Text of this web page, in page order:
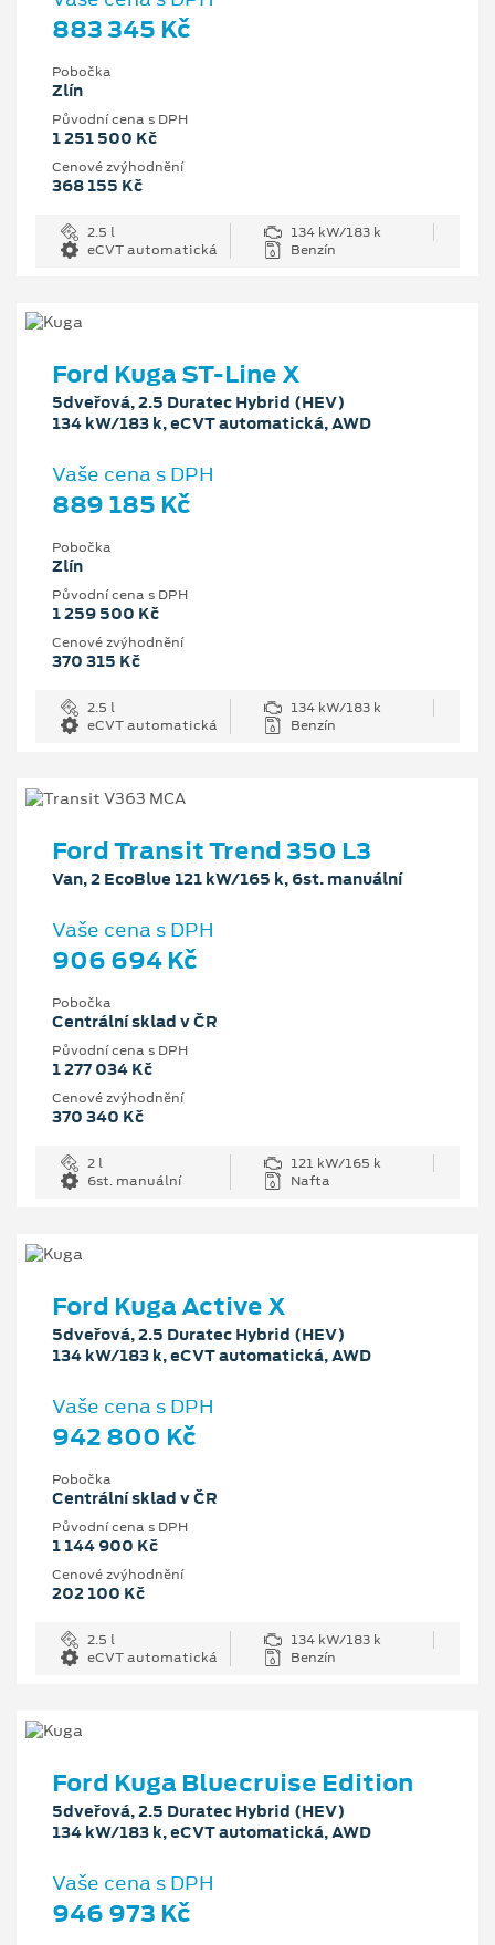
883 345 Kč
Pobočka
Zlín
Původní cena s DPH
1 251 500 Kč
Cenové zvýhodnění
368 155 Kč
2.5 l
134 kW/183 k
eCVT automatická
Benzín
Ford Kuga ST-Line X
5dveřová, 2.5 Duratec Hybrid (HEV)
134 kW/183 k, eCVT automatická, AWD
Vaše cena s DPH
889 185 Kč
Pobočka
Zlín
Původní cena s DPH
1 259 500 Kč
Cenové zvýhodnění
370 315 Kč
2.5 l
134 kW/183 k
eCVT automatická
Benzín
Ford Transit Trend 350 L3
Van, 2 EcoBlue 121 kW/165 k, 6st. manuální
Vaše cena s DPH
906 694 Kč
Pobočka
Centrální sklad v ČR
Původní cena s DPH
1 277 034 Kč
Cenové zvýhodnění
370 340 Kč
2 l
121 kW/165 k
6st. manuální
Nafta
Ford Kuga Active X
5dveřová, 2.5 Duratec Hybrid (HEV)
134 kW/183 k, eCVT automatická, AWD
Vaše cena s DPH
942 800 Kč
Pobočka
Centrální sklad v ČR
Původní cena s DPH
1 144 900 Kč
Cenové zvýhodnění
202 100 Kč
2.5 l
134 kW/183 k
eCVT automatická
Benzín
Ford Kuga Bluecruise Edition
5dveřová, 2.5 Duratec Hybrid (HEV)
134 kW/183 k, eCVT automatická, AWD
Vaše cena s DPH
946 973 Kč